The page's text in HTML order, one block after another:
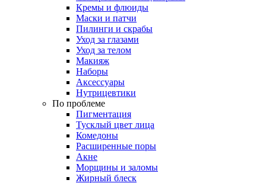
Кремы и флюиды
Маски и патчи
Пилинги и скрабы
Уход за глазами
Уход за телом
Макияж
Наборы
Аксессуары
Нутрицевтики
По проблеме
Пигментация
Тусклый цвет лица
Комедоны
Расширенные поры
Акне
Морщины и заломы
Жирный блеск